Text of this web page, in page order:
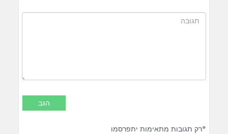
*רק תגובות מתאימות יתפרסמו